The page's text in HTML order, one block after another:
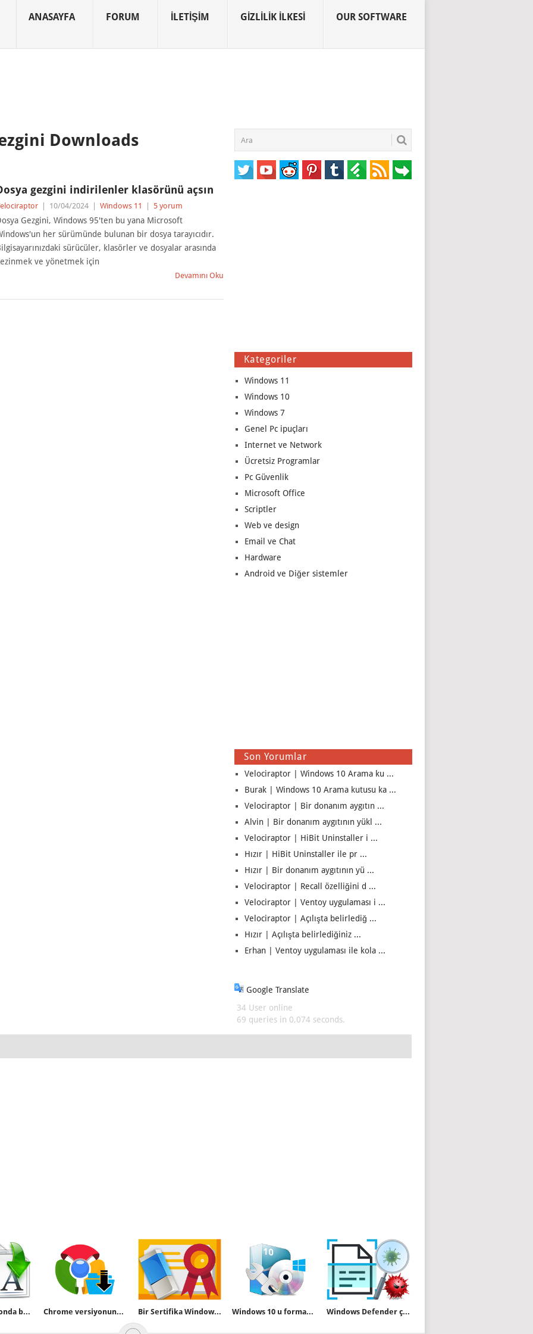
ANASAYFA FORUM İLETIŞIM GIZLILIK İLKESI OUR SOFTWARE
Downloads
gezgini indirilenler klasörünü açsın
10/04/2024 Windows 11 5 yorum
Gezgini, Windows 95'ten bu yana Microsoft
her sürümünde bulunan bir dosya tarayıcıdır.
sürücüler, klasörler ve dosyalar arasında
ve yönetmek için
Devamını Oku
Kategoriler
Windows 11
Windows 10
Windows 7
Genel Pc ipuçları
Internet ve Network
Ücretsiz Programlar
Pc Güvenlik
Microsoft Office
Scriptler
Web ve design
Email ve Chat
Hardware
Android ve Diğer sistemler
Son Yorumlar
Velociraptor | Windows 10 Arama ku ...
Burak | Windows 10 Arama kutusu ka ...
Velociraptor | Bir donanım aygıtın ...
Alvin | Bir donanım aygıtının yükl ...
Velociraptor | HiBit Uninstaller i ...
Hızır | HiBit Uninstaller ile pr ...
Hızır | Bir donanım aygıtının yü ...
Velociraptor | Recall özelliğini d ...
Velociraptor | Ventoy uygulaması i ...
Velociraptor | Açılışta belirlediğ ...
Hızır | Açılışta belirlediğiniz ...
Erhan | Ventoy uygulaması ile kola ...
Google Translate
34 User online
69 queries in 0,074 seconds.
Android telefonda bir dosya ismi nasıl değiştirilir Chrome versiyonunu güncelleme yapmadan öğrenme Bir Sertifika Windowstan tamamen nasıl silinir Windows 10 u formatsız tamir edelim (Tamir yüklemesi) Windows Defender çevrimdışı Tarama